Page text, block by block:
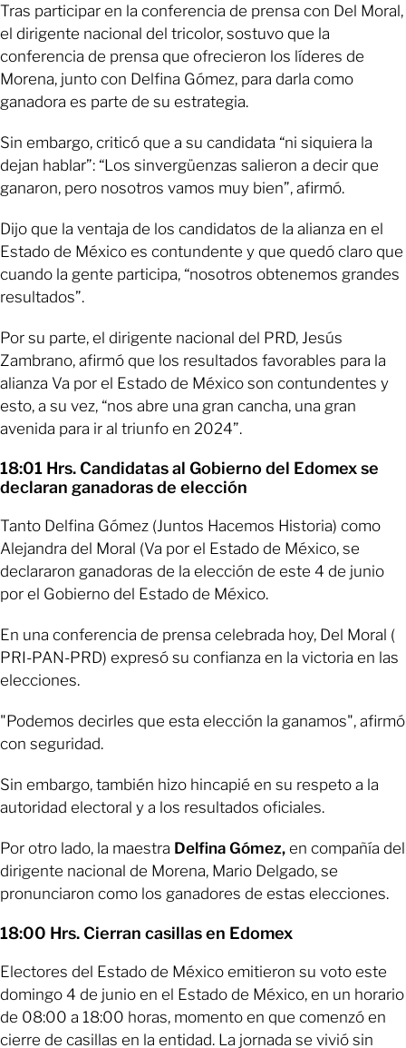
Tras participar en la conferencia de prensa con Del Moral,
el dirigente nacional del tricolor, sostuvo que la
conferencia de prensa que ofrecieron los líderes de
Morena, junto con Delfina Gómez, para darla como
ganadora es parte de su estrategia.
Sin embargo, criticó que a su candidata “ni siquiera la
dejan hablar”: “Los sinvergüenzas salieron a decir que
ganaron, pero nosotros vamos muy bien”, afirmó.
Dijo que la ventaja de los candidatos de la alianza en el
Estado de México es contundente y que quedó claro que
cuando la gente participa, “nosotros obtenemos grandes
resultados”.
Por su parte, el dirigente nacional del PRD, Jesús
Zambrano, afirmó que los resultados favorables para la
alianza Va por el Estado de México son contundentes y
esto, a su vez, “nos abre una gran cancha, una gran
avenida para ir al triunfo en 2024”.
18:01 Hrs. Candidatas al Gobierno del Edomex se
declaran ganadoras de elección
Tanto Delfina Gómez (Juntos Hacemos Historia) como
Alejandra del Moral (Va por el Estado de México, se
declararon ganadoras de la elección de este 4 de junio
por el Gobierno del Estado de México.
En una conferencia de prensa celebrada hoy, Del Moral (
PRI-PAN-PRD) expresó su confianza en la victoria en las
elecciones.
"Podemos decirles que esta elección la ganamos", afirmó
con seguridad.
Sin embargo, también hizo hincapié en su respeto a la
autoridad electoral y a los resultados oficiales.
Por otro lado, la maestra Delfina Gómez, en compañía del
dirigente nacional de Morena, Mario Delgado, se
pronunciaron como los ganadores de estas elecciones.
18:00 Hrs. Cierran casillas en Edomex
Electores del Estado de México emitieron su voto este
domingo 4 de junio en el Estado de México, en un horario
de 08:00 a 18:00 horas, momento en que comenzó en
cierre de casillas en la entidad. La jornada se vivió sin